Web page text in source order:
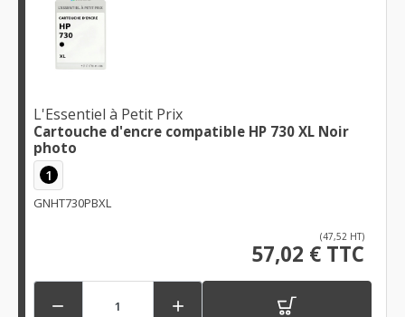
L'Essentiel à Petit Prix
Cartouche d'encre compatible HP 730 XL Noir
photo
1
GNHT730PBXL
(47,52 HT)
57,02 € TTC
 